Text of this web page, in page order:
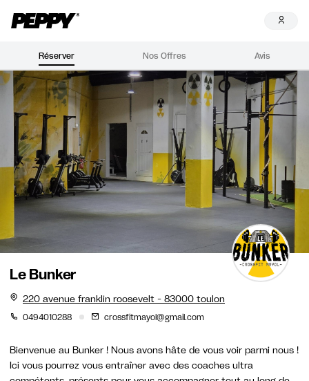
Réserver Nos Offres Avis
Le Bunker
220 avenue franklin roosevelt - 83000 toulon
0494010288 crossfitmayol@gmail.com
Bienvenue au Bunker ! Nous avons hâte de vous voir parmi nous !
Ici vous pourrez vous entraîner avec des coaches ultra